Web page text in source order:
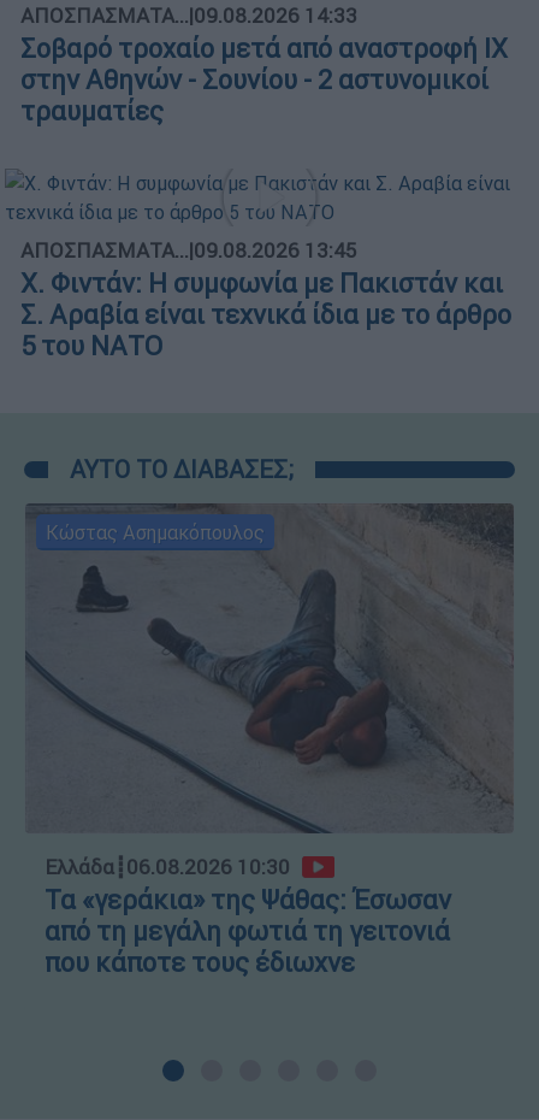
ΑΠΟΣΠΑΣΜΑΤΑ...|09.08.2026 14:33
Σοβαρό τροχαίο μετά από αναστροφή ΙΧ
στην Αθηνών - Σουνίου - 2 αστυνομικοί
τραυματίες
ΑΠΟΣΠΑΣΜΑΤΑ...|09.08.2026 13:45
X. Φιντάν: Η συμφωνία με Πακιστάν και
Σ. Αραβία είναι τεχνικά ίδια με το άρθρο
5 του ΝΑΤΟ
ΑΥΤΟ ΤΟ ΔΙΑΒΑΣΕΣ;
Κώστας Ασημακόπουλος
Ελλάδα┋06.08.2026 10:30
Τα «γεράκια» της Ψάθας: Έσωσαν
από τη μεγάλη φωτιά τη γειτονιά
που κάποτε τους έδιωχνε